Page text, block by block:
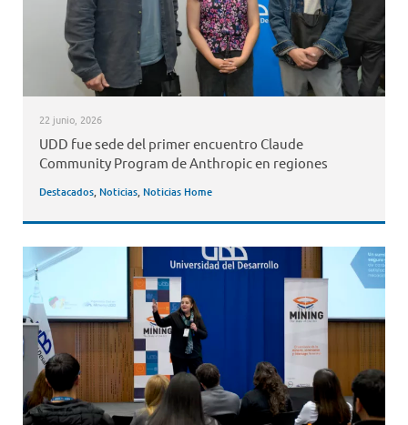
22 junio, 2026
UDD fue sede del primer encuentro Claude
Community Program de Anthropic en regiones
Destacados, Noticias, Noticias Home